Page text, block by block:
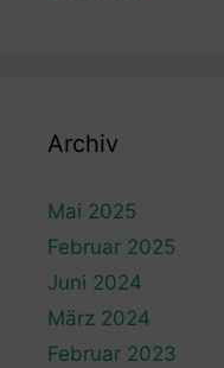
Archiv
Mai 2025
Februar 2025
Juni 2024
März 2024
Februar 2023